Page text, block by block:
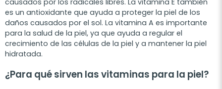
es un antioxidante que ayuda a proteger la piel de los
daños causados por el sol. La vitamina A es importante
para la salud de la piel, ya que ayuda a regular el
crecimiento de las células de la piel y a mantener la piel
hidratada.
¿Para qué sirven las vitaminas para la piel?